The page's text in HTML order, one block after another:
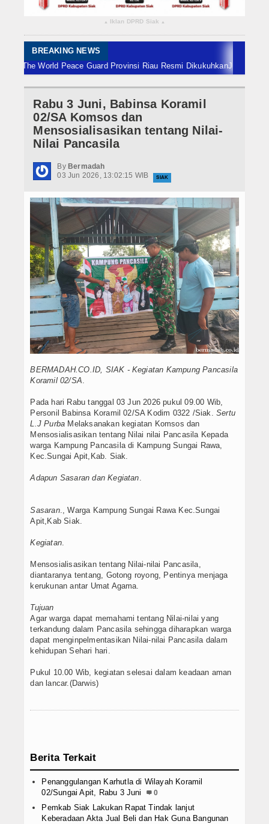
Kuansing
Siak
Nasional
Internasional
Iptek
Politik
Berita Foto
Budaya & Pariwisata
Ekbis
Olahraga
▴ Iklan DPRD Siak ▴
BREAKING NEWS
World Peace Guard Provinsi Riau Resmi DikukuhkanJumat 7
Rabu 3 Juni, Babinsa Koramil
02/SA Komsos dan
Mensosialisasikan tentang Nilai-
Nilai Pancasila
By Bermadah
03 Jun 2026, 13:02:15 WIB
SIAK
BERMADAH.CO.ID, SIAK - Kegiatan Kampung Pancasila
Koramil 02/SA.
Pada hari Rabu tanggal 03 Jun 2026 pukul 09.00 Wib,
Personil Babinsa Koramil 02/SA Kodim 0322 /Siak. Sertu
L.J Purba Melaksanakan kegiatan Komsos dan
Mensosialisasikan tentang Nilai nilai Pancasila Kepada
warga Kampung Pancasila di Kampung Sungai Rawa,
Kec.Sungai Apit,Kab. Siak.
Adapun Sasaran dan Kegiatan.
Sasaran., Warga Kampung Sungai Rawa Kec.Sungai
Apit,Kab Siak.
Kegiatan.
Mensosialisasikan tentang Nilai-nilai Pancasila,
diantaranya tentang, Gotong royong, Pentinya menjaga
kerukunan antar Umat Agama.
Tujuan
Agar warga dapat memahami tentang Nilai-nilai yang
terkandung dalam Pancasila sehingga diharapkan warga
dapat menginpelmentasikan Nilai-nilai Pancasila dalam
kehidupan Sehari hari.
Pukul 10.00 Wib, kegiatan selesai dalam keadaan aman
dan lancar.(Darwis)
Berita Terkait
Penanggulangan Karhutla di Wilayah Koramil
02/Sungai Apit, Rabu 3 Juni
0
Pemkab Siak Lakukan Rapat Tindak lanjut
Keberadaan Akta Jual Beli dan Hak Guna Bangunan